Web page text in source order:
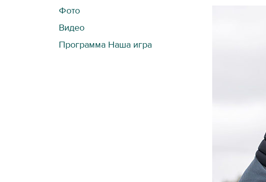
Фото
Видео
Программа Наша игра